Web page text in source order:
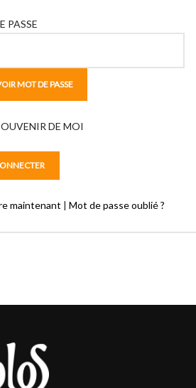
PASSE
MOT DE PASSE
DE MOI
maintenant | Mot de passe oublié ?